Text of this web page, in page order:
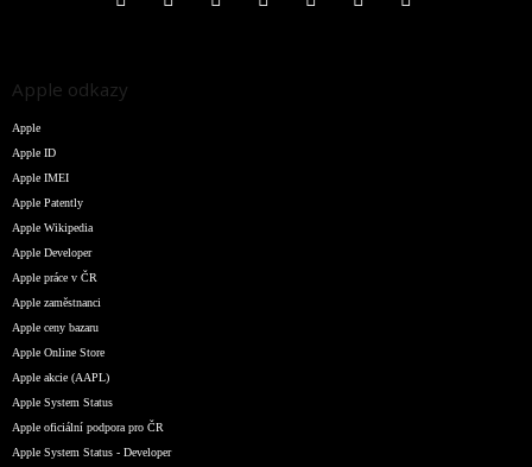
Apple odkazy
Apple
Apple ID
Apple IMEI
Apple Patently
Apple Wikipedia
Apple Developer
Apple práce v ČR
Apple zaměstnanci
Apple ceny bazaru
Apple Online Store
Apple akcie (AAPL)
Apple System Status
Apple oficiální podpora pro ČR
Apple System Status - Developer